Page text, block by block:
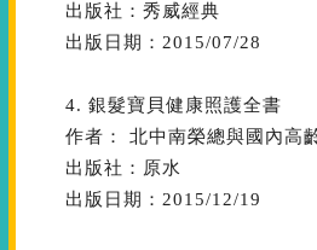
出版社：秀威經典
出版日期：2015/07/28
4. 銀髮寶貝健康照護全書
作者： 北中南榮總與國內高
出版社：原水
出版日期：2015/12/19